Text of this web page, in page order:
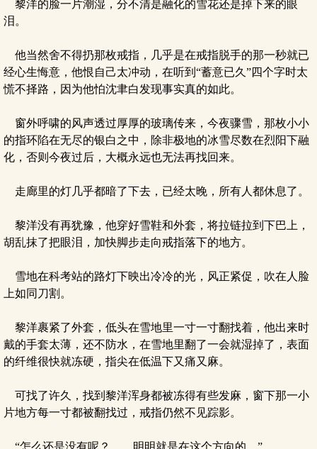
黎洋的脸一片潮湿，分不清是融化的雪花还是掉下来的眼
泪。
他当然舍不得扔那枚戒指，几乎是在戒指脱手的那一秒就已
经心生悔意，他恨自己太冲动，在听到“蓄意已久”四个字时太
慌不择路，因为他怕沈聿白发现事实真的如此。
窗外呼啸的风声透过厚厚的玻璃传来，今夜骤雪，那枚小小
的指环陷在无尽的银白之中，除非极地的冰雪尽数在烈阳下融
化，否则今夜过后，大概永远也无法再找回来。
走廊里的灯几乎都暗了下去，已经太晚，所有人都休息了。
黎洋没有再犹豫，他穿好雪鞋和外套，将拉链拉到下巴上，
胡乱抹了把眼泪，加快脚步走向戒指落下的地方。
雪地在科考站的路灯下映出冷冷的光，风正紧促，吹在人脸
上如同刀割。
黎洋裹紧了外套，低头在雪地里一寸一寸翻找着，他出来时
戴的手套太薄，还不防水，在雪地里翻了一会就湿掉了，表面
的纤维很快就冻硬，指尖在低温下又痛又麻。
可找了许久，找到黎洋浑身都被冻得有些发麻，窗下那一小
片地方每一寸都被翻找过，戒指仍然不见踪影。
“怎么还是没有呢？……明明就是在这个方向的。”